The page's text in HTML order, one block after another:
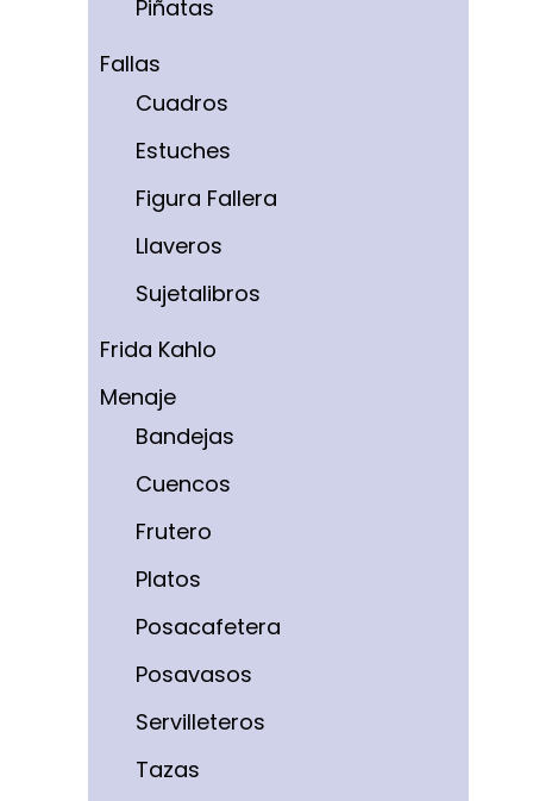
Piñatas
Fallas
Cuadros
Estuches
Figura Fallera
Llaveros
Sujetalibros
Frida Kahlo
Menaje
Bandejas
Cuencos
Frutero
Platos
Posacafetera
Posavasos
Servilleteros
Tazas